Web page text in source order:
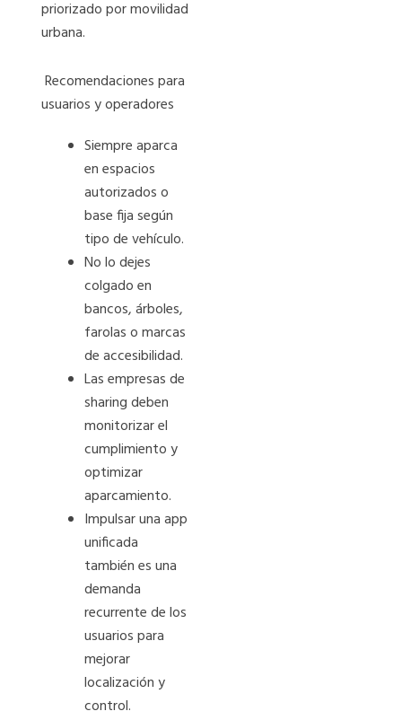
priorizado por movilidad
urbana.
Recomendaciones para
usuarios y operadores
Siempre aparca
en espacios
autorizados o
base fija según
tipo de vehículo.
No lo dejes
colgado en
bancos, árboles,
farolas o marcas
de accesibilidad.
Las empresas de
sharing deben
monitorizar el
cumplimiento y
optimizar
aparcamiento.
Impulsar una app
unificada
también es una
demanda
recurrente de los
usuarios para
mejorar
localización y
control.